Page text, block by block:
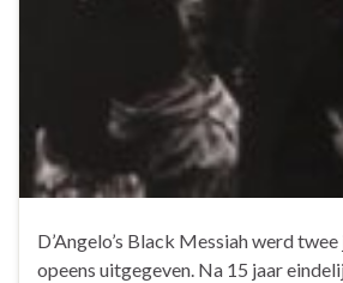
D’Angelo’s Black Messiah werd
opeens uitgegeven. Na 15 jaar